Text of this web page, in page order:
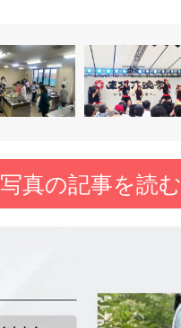
写真の記事を読む